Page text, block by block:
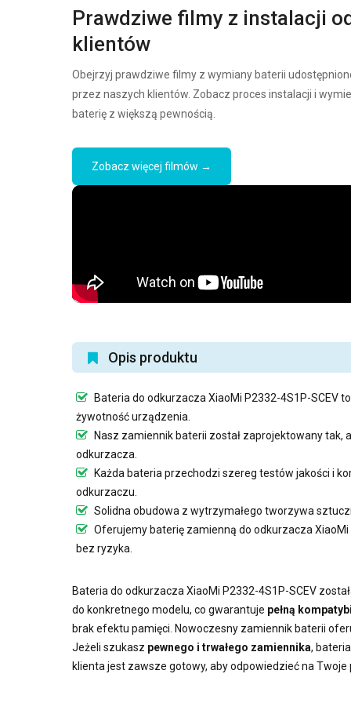
Prawdziwe filmy z instalacji
klientów
Obejrzyj prawdziwe filmy z wymiany baterii
przez naszych klientów. Zobacz proces instalacji i
baterię z większą pewnością.
Zobacz więcej filmów →
Opis produktu
Bateria do odkurzacza XiaoMi P2332-4S1P-SCEV
żywotność urządzenia.
Nasz zamiennik baterii został zaprojektowany tak,
odkurzacza.
Każda bateria przechodzi szereg testów jakości i
odkurzaczu.
Solidna obudowa z wytrzymałego tworzywa
Oferujemy baterię zamienną do odkurzacza XiaoMi
bez ryzyka.
Bateria do odkurzacza XiaoMi P2332-4S1P-SCEV
do konkretnego modelu, co gwarantuje pełną
brak efektu pamięci. Nowoczesny zamiennik baterii
Jeżeli szukasz pewnego i trwałego zamiennika,
klienta jest zawsze gotowy, aby odpowiedzieć na